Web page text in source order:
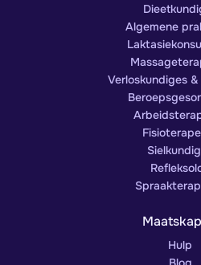
Algemene
Verloskundiges &
Hulp